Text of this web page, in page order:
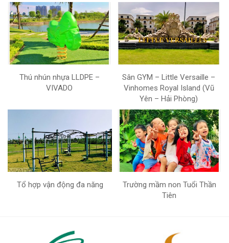
Thú nhún nhựa LLDPE –
VIVADO
Sân GYM – Little Versaille –
Vinhomes Royal Island (Vũ
Yên – Hải Phòng)
Tổ hợp vận động đa năng
Trường mầm non Tuổi Thần
Tiên